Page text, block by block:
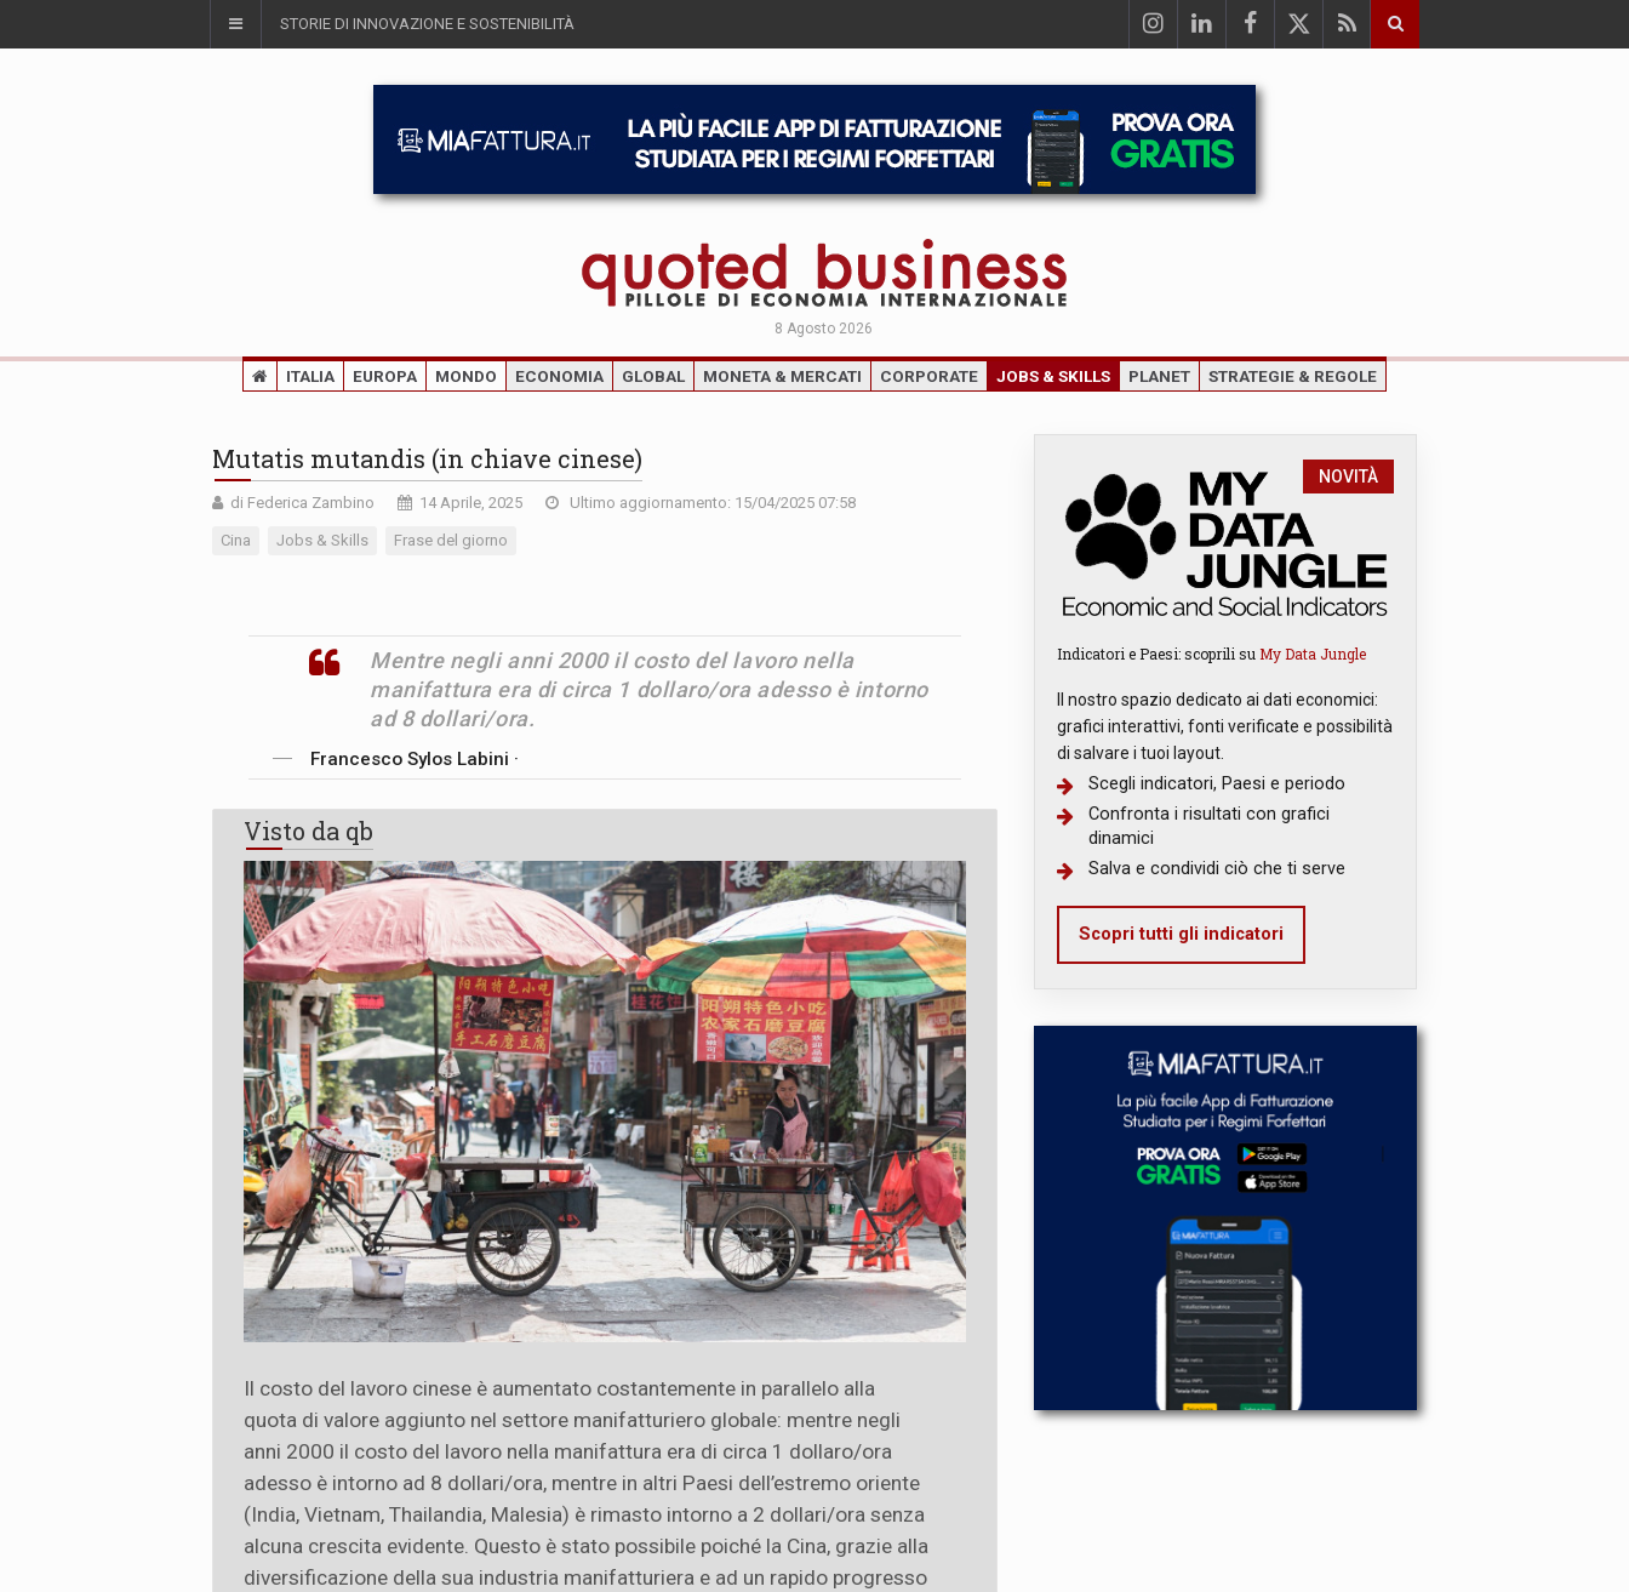
STORIE DI INNOVAZIONE E SOSTENIBILITÀ
8 Agosto 2026
ITALIA EUROPA MONDO ECONOMIA GLOBAL MONETA & MERCATI CORPORATE JOBS & SKILLS PLANET STRATEGIE & REGOLE
Mutatis mutandis (in chiave cinese)
di Federica Zambino 14 Aprile, 2025 Ultimo aggiornamento: 15/04/2025 07:58
Cina Jobs & Skills Frase del giorno
Mentre negli anni 2000 il costo del lavoro nella
manifattura era di circa 1 dollaro/ora adesso è intorno
ad 8 dollari/ora.
Francesco Sylos Labini ·
Visto da qb
Il costo del lavoro cinese è aumentato costantemente in parallelo alla
quota di valore aggiunto nel settore manifatturiero globale: mentre negli
anni 2000 il costo del lavoro nella manifattura era di circa 1 dollaro/ora
adesso è intorno ad 8 dollari/ora, mentre in altri Paesi dell’estremo oriente
(India, Vietnam, Thailandia, Malesia) è rimasto intorno a 2 dollari/ora senza
alcuna crescita evidente. Questo è stato possibile poiché la Cina, grazie alla
diversificazione della sua industria manifatturiera e ad un rapido progresso
NOVITÀ
Indicatori e Paesi: scoprili su My Data Jungle
Il nostro spazio dedicato ai dati economici:
grafici interattivi, fonti verificate e possibilità
di salvare i tuoi layout.
Scegli indicatori, Paesi e periodo
Confronta i risultati con grafici
dinamici
Salva e condividi ciò che ti serve
Scopri tutti gli indicatori